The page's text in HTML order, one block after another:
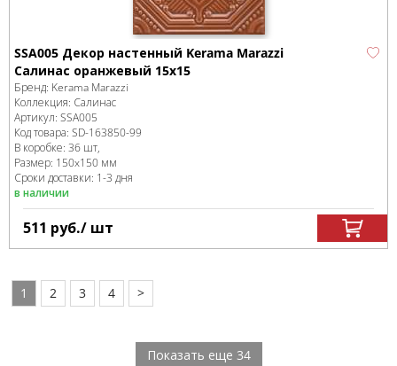
SSA005 Декор настенный Kerama Marazzi
Салинас оранжевый 15x15
Бренд: Kerama Marazzi
Коллекция: Салинас
Артикул: SSA005
Код товара: SD-163850-99
В коробке: 36 шт,
Размер: 150x150 мм
Сроки доставки: 1-3 дня
в наличии
511 руб./ шт
1 2 3 4 >
Показать еще 34